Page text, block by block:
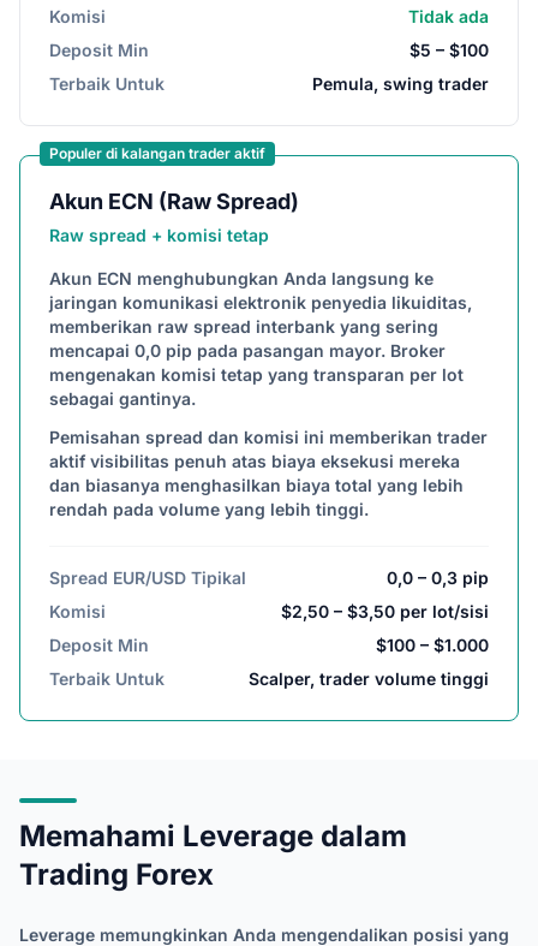
Komisi
Tidak ada
Deposit Min
$5 – $100
Terbaik Untuk
Pemula, swing trader
Populer di kalangan trader aktif
Akun ECN (Raw Spread)
Raw spread + komisi tetap
Akun ECN menghubungkan Anda langsung ke
jaringan komunikasi elektronik penyedia likuiditas,
memberikan raw spread interbank yang sering
mencapai 0,0 pip pada pasangan mayor. Broker
mengenakan komisi tetap yang transparan per lot
sebagai gantinya.
Pemisahan spread dan komisi ini memberikan trader
aktif visibilitas penuh atas biaya eksekusi mereka
dan biasanya menghasilkan biaya total yang lebih
rendah pada volume yang lebih tinggi.
Spread EUR/USD Tipikal
0,0 – 0,3 pip
Komisi
$2,50 – $3,50 per lot/sisi
Deposit Min
$100 – $1.000
Terbaik Untuk
Scalper, trader volume tinggi
Memahami Leverage dalam
Trading Forex
Leverage memungkinkan Anda mengendalikan posisi yang